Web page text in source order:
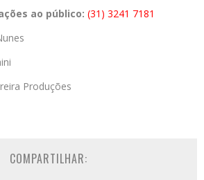
ao público: (31) 3241 7181
Produções
COMPARTILHAR: